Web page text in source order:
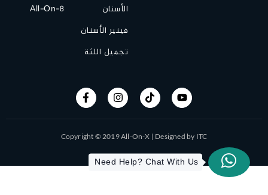
All-On-8
الأسنان
فينير الأسنان
تجميل اللثة
Copyright © 2019 All-On-X | Designed by ITC
Need Help? Chat With Us